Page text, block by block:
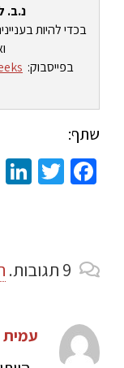
נ.ב.
בכדי להיות
בפייסבוק:
שתף:
9 תגובות.
עמית